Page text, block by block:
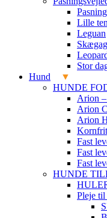
Lille
Leguan
Stor
Hund
HUNDE
Arion
Arion
Arion
Fast
Fast
Fast
HUNDE
Pleje til